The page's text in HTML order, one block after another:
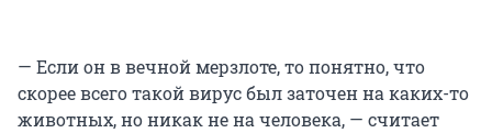
— Если он в вечной мерзлоте, то понятно, что
скорее всего такой вирус был заточен на каких-то
животных, но никак не на человека, — считает